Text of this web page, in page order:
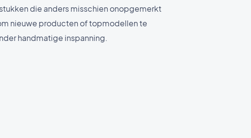
die anders misschien onopgemerkt
nieuwe producten of topmodellen te
handmatige inspanning.